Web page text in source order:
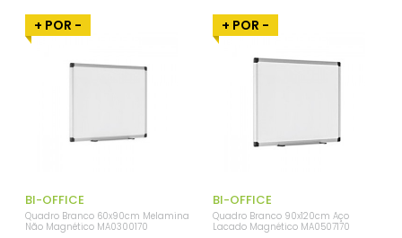
+ POR -
BI-OFFICE
Quadro Branco 60x90cm Melamina
Não Magnético MA0300170
+ POR -
BI-OFFICE
Quadro Branco 90x120cm Aço
Lacado Magnético MA0507170